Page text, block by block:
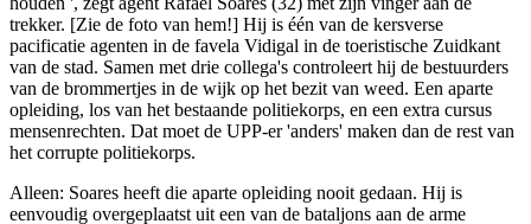
trekker. [Zie de foto van hem!] Hij is één van de kersverse
pacificatie agenten in de favela Vidigal in de toeristische Zuidkant
van de stad. Samen met drie collega's controleert hij de bestuurders
van de brommertjes in de wijk op het bezit van weed. Een aparte
opleiding, los van het bestaande politiekorps, en een extra cursus
mensenrechten. Dat moet de UPP-er 'anders' maken dan de rest van
het corrupte politiekorps.
Alleen: Soares heeft die aparte opleiding nooit gedaan. Hij is
eenvoudig overgeplaatst uit een van de bataljons aan de arme